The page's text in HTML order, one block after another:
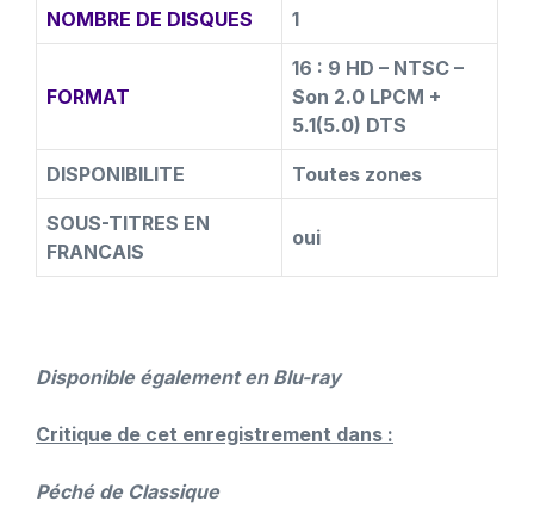
NOMBRE DE DISQUES 1
FORMAT
16 : 9 HD – NTSC –
Son 2.0 LPCM +
5.1(5.0) DTS
DISPONIBILITE Toutes zones
SOUS-TITRES EN
FRANCAIS
oui
Disponible également en Blu-ray
Critique de cet enregistrement dans :
Péché de Classique